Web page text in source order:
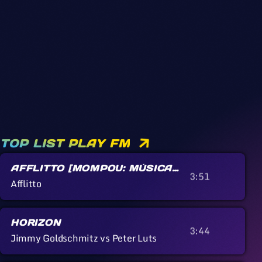
TOP LIST PLAY FM
AFFLITTO [MOMPOU: MÚSICA
CALLADA]
Afflitto 3:51
HORIZON
Jimmy Goldschmitz vs Peter Luts 3:44